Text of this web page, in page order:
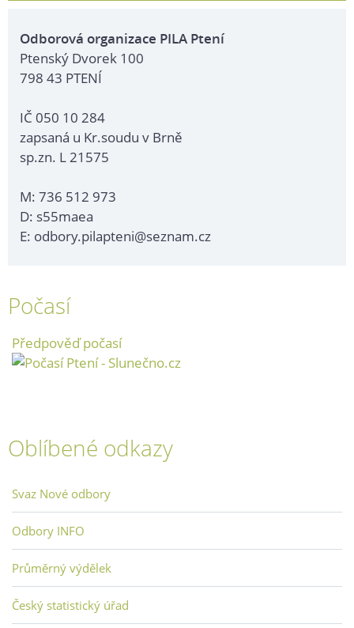
Odborová organizace PILA Ptení
Ptenský Dvorek 100
798 43 PTENÍ
IČ 050 10 284
zapsaná u Kr.soudu v Brně
sp.zn. L 21575
M: 736 512 973
D: s55maea
E: odbory.pilapteni@seznam.cz
Počasí
Předpověď počasí
Oblíbené odkazy
Svaz Nové odbory
Odbory INFO
Průměrný výdělek
Český statistický úřad